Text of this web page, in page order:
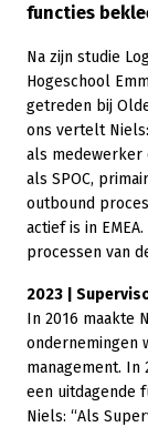
functies
Na zijn studie
Hogeschool
getreden bij
ons vertelt
als medewerker
als SPOC,
outbound
actief is in
processen van
2023 |
In 2016 maakte
ondernemingen
management.
een uitdagende
Niels: “Als